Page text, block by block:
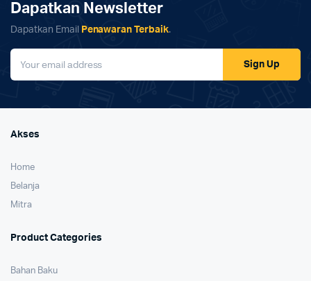
Dapatkan Newsletter
Dapatkan Email Penawaran Terbaik.
Sign Up
Akses
Home
Belanja
Mitra
Product Categories
Bahan Baku